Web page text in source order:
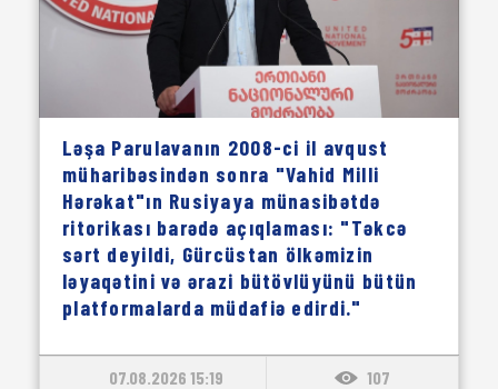
Ləşa Parulavanın 2008-ci il avqust
müharibəsindən sonra "Vahid Milli
Hərəkat"ın Rusiyaya münasibətdə
ritorikası barədə açıqlaması: "Təkcə
sərt deyildi, Gürcüstan ölkəmizin
ləyaqətini və ərazi bütövlüyünü bütün
platformalarda müdafiə edirdi."
07.08.2026 15:19 107